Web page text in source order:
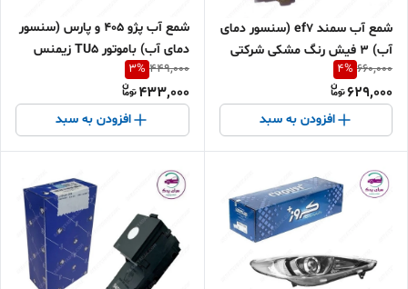
شمع آب سمند ef7 (سنسور دمای
آب) 3 فیش رنگ مشکی شرکتی
ایساکو اصل 0920105399
660,000
4%
629,000
افزودن به سبد
شمع آب پژو 405 و پارس (سنسور
دمای آب) باموتور TU5 زیمنس
مشکی شرکتی ایساکو اصل
0920104599
449,000
3%
433,000
افزودن به سبد